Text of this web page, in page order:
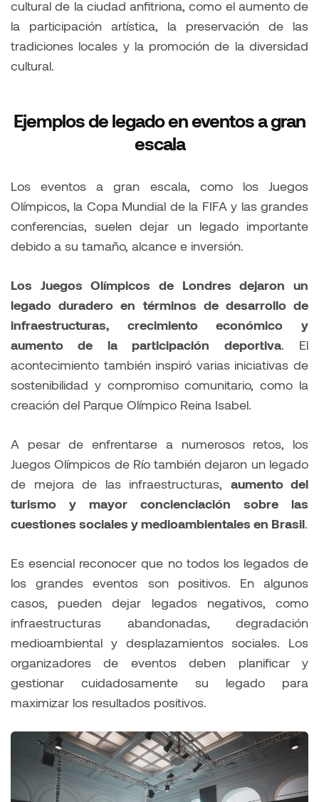
cultural de la ciudad anfitriona, como el aumento de
la participación artística, la preservación de las
tradiciones locales y la promoción de la diversidad
cultural.
Ejemplos de legado en eventos a gran
escala
Los eventos a gran escala, como los Juegos
Olímpicos, la Copa Mundial de la FIFA y las grandes
conferencias, suelen dejar un legado importante
debido a su tamaño, alcance e inversión.
Los Juegos Olímpicos de Londres dejaron un
legado duradero en términos de desarrollo de
infraestructuras, crecimiento económico y
aumento de la participación deportiva. El
acontecimiento también inspiró varias iniciativas de
sostenibilidad y compromiso comunitario, como la
creación del Parque Olímpico Reina Isabel.
A pesar de enfrentarse a numerosos retos, los
Juegos Olímpicos de Río también dejaron un legado
de mejora de las infraestructuras, aumento del
turismo y mayor concienciación sobre las
cuestiones sociales y medioambientales en Brasil.
Es esencial reconocer que no todos los legados de
los grandes eventos son positivos. En algunos
casos, pueden dejar legados negativos, como
infraestructuras abandonadas, degradación
medioambiental y desplazamientos sociales. Los
organizadores de eventos deben planificar y
gestionar cuidadosamente su legado para
maximizar los resultados positivos.